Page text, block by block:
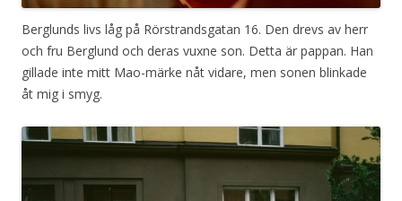
Berglunds livs låg på Rörstrandsgatan 16. Den drevs av herr
och fru Berglund och deras vuxne son. Detta är pappan. Han
gillade inte mitt Mao-märke nåt vidare, men sonen blinkade
åt mig i smyg.